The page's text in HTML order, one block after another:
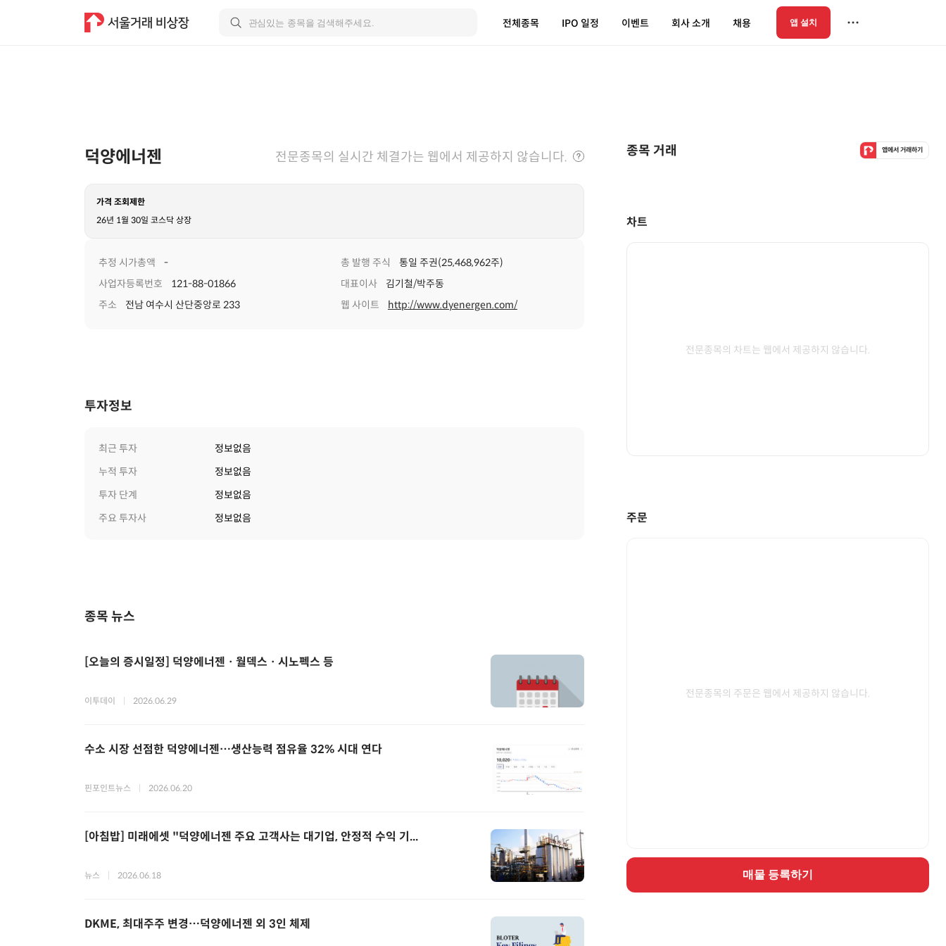
전체종목 IPO 일정 이벤트 회사 소개 채용 앱 설치
덕양에너젠 전문종목의 실시간 체결가는 웹에서 제공하지 않습니다.
가격 조회제한
26년 1월 30일 코스닥 상장
추정 시가총액 - 총 발행 주식
통일 주권(25,468,962주)
사업자등록번호
121-88-01866 대표이사
김기철/박주동
주소
전남 여수시 산단중앙로 233 웹 사이트 http://www.dyenergen.com/
투자정보
최근 투자
정보없음
누적 투자
정보없음
투자 단계
정보없음
주요 투자사
정보없음
종목 뉴스
[오늘의 증시일정] 덕양에너젠ㆍ월덱스ㆍ시노펙스 등
이투데이 2026.06.29
수소 시장 선점한 덕양에너젠…생산능력 점유율 32% 시대 연다
핀포인트뉴스 2026.06.20
[아침밥] 미래에셋 "덕양에너젠 주요 고객사는 대기업, 안정적 수익 기...
뉴스 2026.06.18
DKME, 최대주주 변경…덕양에너젠 외 3인 체제
종목 거래 앱에서 거래하기
차트
전문종목의 차트는 웹에서 제공하지 않습니다.
주문
전문종목의 주문은 웹에서 제공하지 않습니다.
매물 등록하기